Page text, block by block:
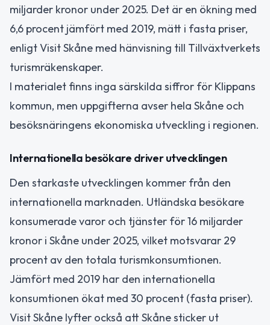
miljarder kronor under 2025. Det är en ökning med
6,6 procent jämfört med 2019, mätt i fasta priser,
enligt Visit Skåne med hänvisning till Tillväxtverkets
turismräkenskaper.
I materialet finns inga särskilda siffror för Klippans
kommun, men uppgifterna avser hela Skåne och
besöksnäringens ekonomiska utveckling i regionen.
Internationella besökare driver utvecklingen
Den starkaste utvecklingen kommer från den
internationella marknaden. Utländska besökare
konsumerade varor och tjänster för 16 miljarder
kronor i Skåne under 2025, vilket motsvarar 29
procent av den totala turismkonsumtionen.
Jämfört med 2019 har den internationella
konsumtionen ökat med 30 procent (fasta priser).
Visit Skåne lyfter också att Skåne sticker ut